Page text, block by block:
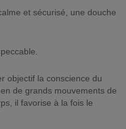
et sécurisé, une douche
objectif la conscience du
de grands mouvements de
il favorise à la fois le